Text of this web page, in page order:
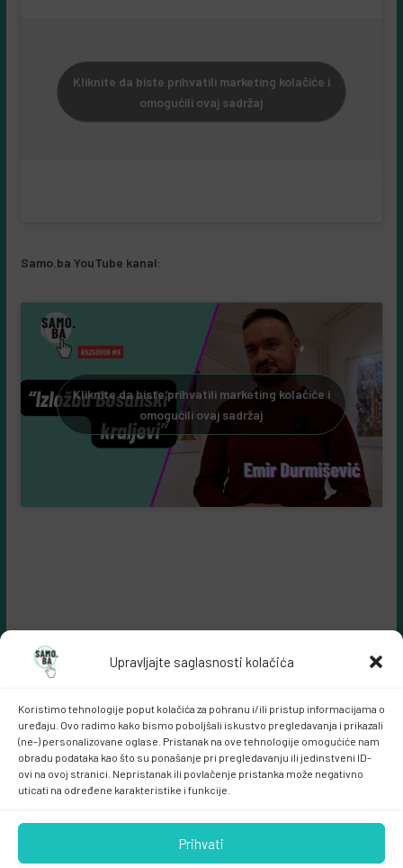
Upravljajte saglasnosti kolačića
Koristimo tehnologije poput kolačića za pohranu i/ili pristup informacijama o
uređaju. Ovo radimo kako bismo poboljšali iskustvo pregledavanja i prikazali
(ne-) personalizovane oglase. Pristanak na ove tehnologije omogućiće nam
obradu podataka kao što su ponašanje pri pregledavanju ili jedinstveni ID-
ovi na ovoj stranici. Nepristanak ili povlačenje pristanka može negativno
uticati na određene karakteristike i funkcije.
Prihvati
Kliknite da biste prihvatili marketing kolačiće i
omogućili ovaj sadržaj
Samo.ba YouTube kanal:
Kliknite da biste prihvatili marketing kolačiće i
omogućili ovaj sadržaj
Samo.ba MARKETING